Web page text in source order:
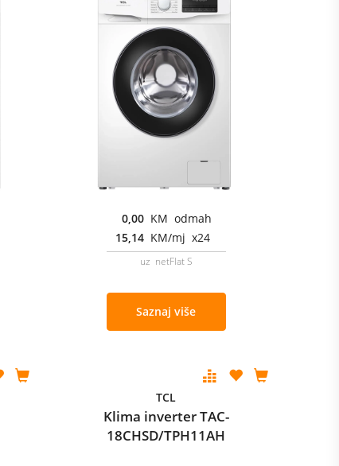
0,00 KM odmah
15,14 KM/mj x24
uz netFlat S
Saznaj više
TCL
Klima inverter TAC-
18CHSD/TPH11AH